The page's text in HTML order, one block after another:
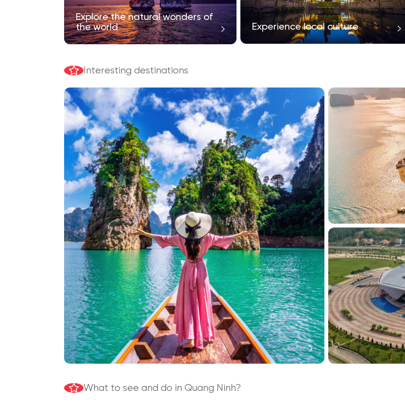
Explore the natural wonders of
the world
Experience local culture
Interesting destinations
What to see and do in Quang Ninh?